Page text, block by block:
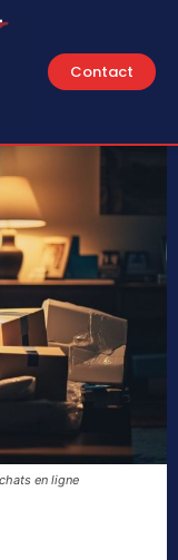
Contact
en ligne